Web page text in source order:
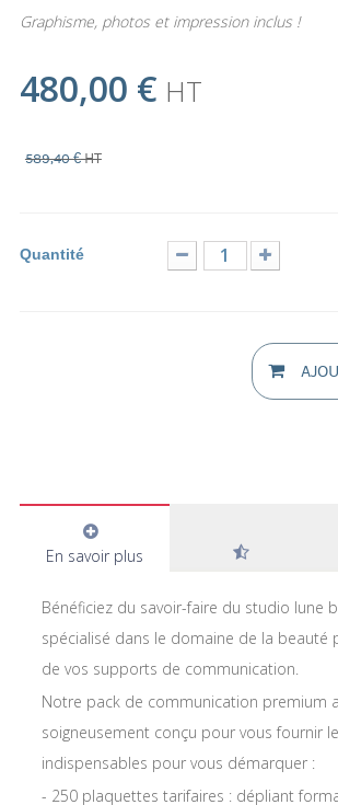
Graphisme, photos et impression inclus !
480,00 € HT
589,40 €HT
Quantité
En savoir plus
Bénéficiez du savoir-faire du studio lune
spécialisé dans le domaine de la beauté
de vos supports de communication.
Notre pack de communication premium
soigneusement conçu pour vous fournir
indispensables pour vous démarquer :
- 250 plaquettes tarifaires : dépliant